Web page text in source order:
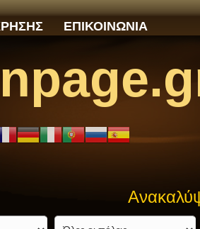
ΕΠΙΚΟΙΝΩΝΙΑ
Ανακαλύψτε